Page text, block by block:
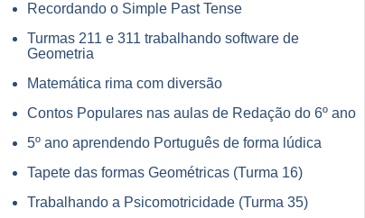
Recordando o Simple Past Tense
Turmas 211 e 311 trabalhando software de
Geometria
Matemática rima com diversão
Contos Populares nas aulas de Redação do 6º ano
5º ano aprendendo Português de forma lúdica
Tapete das formas Geométricas (Turma 16)
Trabalhando a Psicomotricidade (Turma 35)